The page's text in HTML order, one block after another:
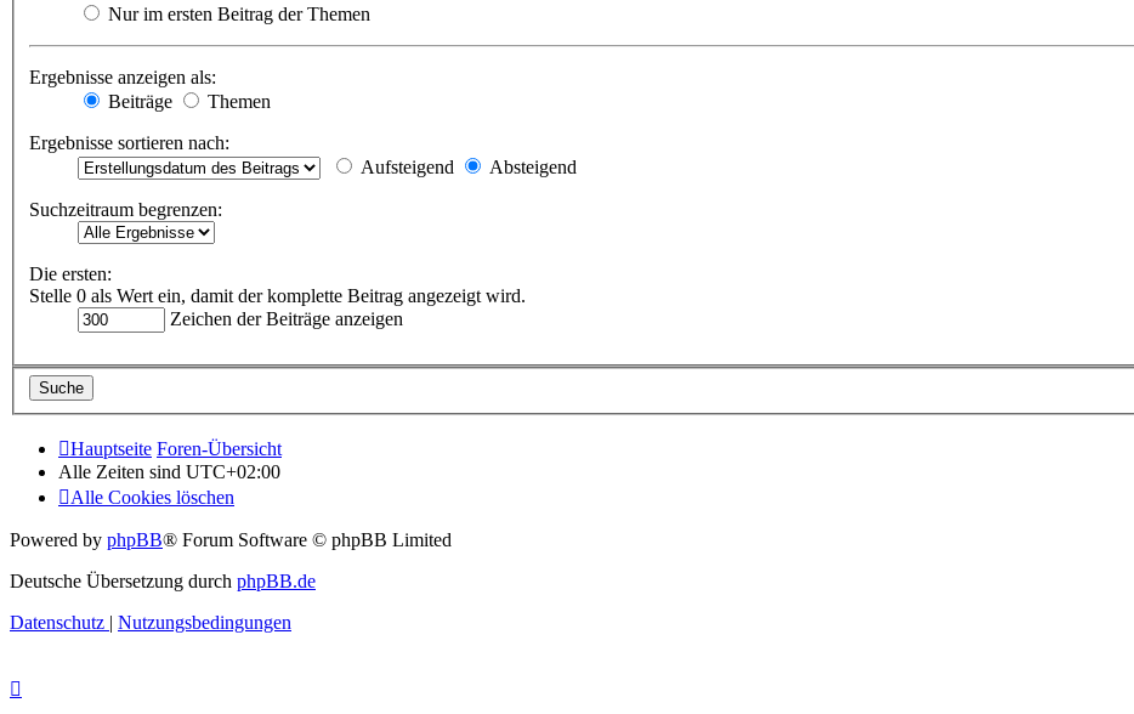
Nur im ersten Beitrag der Themen
Ergebnisse anzeigen als:
Beiträge
Themen
Ergebnisse sortieren nach:
Aufsteigend
Absteigend
Suchzeitraum begrenzen:
Die ersten:
Stelle 0 als Wert ein, damit der komplette Beitrag angezeigt wird.
Zeichen der Beiträge anzeigen
Hauptseite Foren-Übersicht
Alle Zeiten sind UTC+02:00
Alle Cookies löschen
Powered by phpBB® Forum Software © phpBB Limited
Deutsche Übersetzung durch phpBB.de
Datenschutz | Nutzungsbedingungen